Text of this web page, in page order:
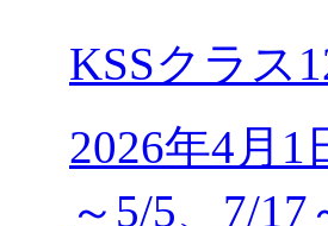
KSSクラス
2026年4月1
～5/5、7/